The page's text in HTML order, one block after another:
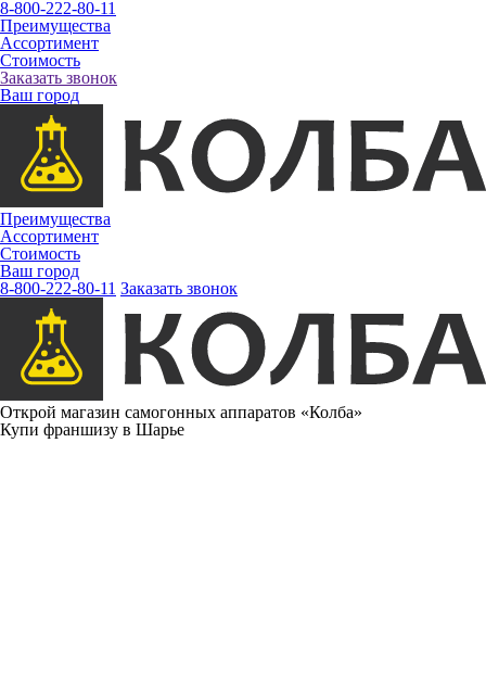
8-800-222-80-11
Преимущества
Ассортимент
Стоимость
Заказать звонок
Ваш город
Преимущества
Ассортимент
Стоимость
Ваш город
8-800-222-80-11 Заказать звонок
Открой магазин самогонных аппаратов «Колба»
Купи франшизу в Шарье